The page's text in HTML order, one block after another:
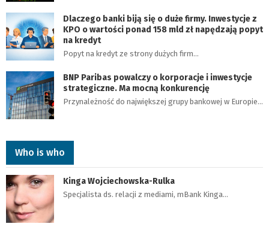
Dlaczego banki biją się o duże firmy. Inwestycje z
KPO o wartości ponad 158 mld zł napędzają popyt
na kredyt
Popyt na kredyt ze strony dużych firm…
BNP Paribas powalczy o korporacje i inwestycje
strategiczne. Ma mocną konkurencję
Przynależność do największej grupy bankowej w Europie…
Who is who
Kinga Wojciechowska-Rulka
Specjalista ds. relacji z mediami, mBank Kinga…